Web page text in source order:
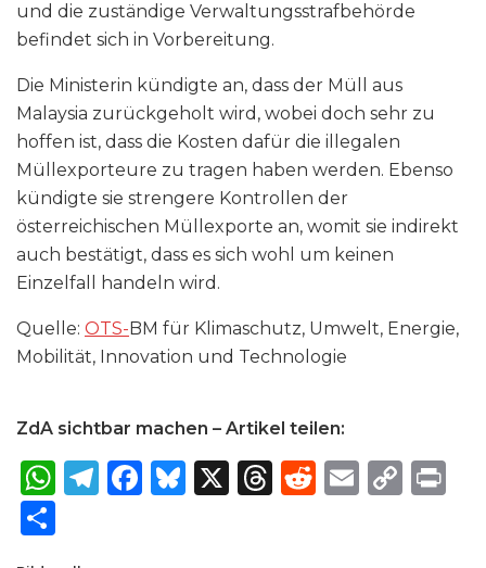
und die zuständige Verwaltungsstrafbehörde
befindet sich in Vorbereitung.
Die Ministerin kündigte an, dass der Müll aus
Malaysia zurückgeholt wird, wobei doch sehr zu
hoffen ist, dass die Kosten dafür die illegalen
Müllexporteure zu tragen haben werden. Ebenso
kündigte sie strengere Kontrollen der
österreichischen Müllexporte an, womit sie indirekt
auch bestätigt, dass es sich wohl um keinen
Einzelfall handeln wird.
Quelle: OTS- BM für Klimaschutz, Umwelt, Energie,
Mobilität, Innovation und Technologie
ZdA sichtbar machen – Artikel teilen:
W T
F
B X
T
R
E
C